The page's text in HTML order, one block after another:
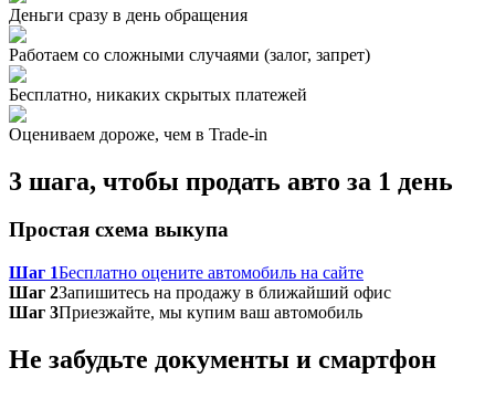
Деньги сразу в день обращения
Работаем со сложными случаями (залог, запрет)
Бесплатно, никаких скрытых платежей
Оцениваем дороже, чем в Trade‑in
3 шага, чтобы продать авто за 1 день
Простая схема выкупа
Шаг 1Бесплатно оцените автомобиль на сайте
Шаг 2Запишитесь на продажу в ближайший офис
Шаг 3Приезжайте, мы купим ваш автомобиль
Не забудьте документы и смартфон